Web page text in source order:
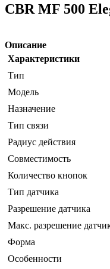
CBR MF 500
Описание
Характеристики
Тип
Модель
Назначение
Тип связи
Радиус действия
Совместимость
Количество кнопок
Тип датчика
Разрешение датчика
Макс. разрешение
Форма
Особенности